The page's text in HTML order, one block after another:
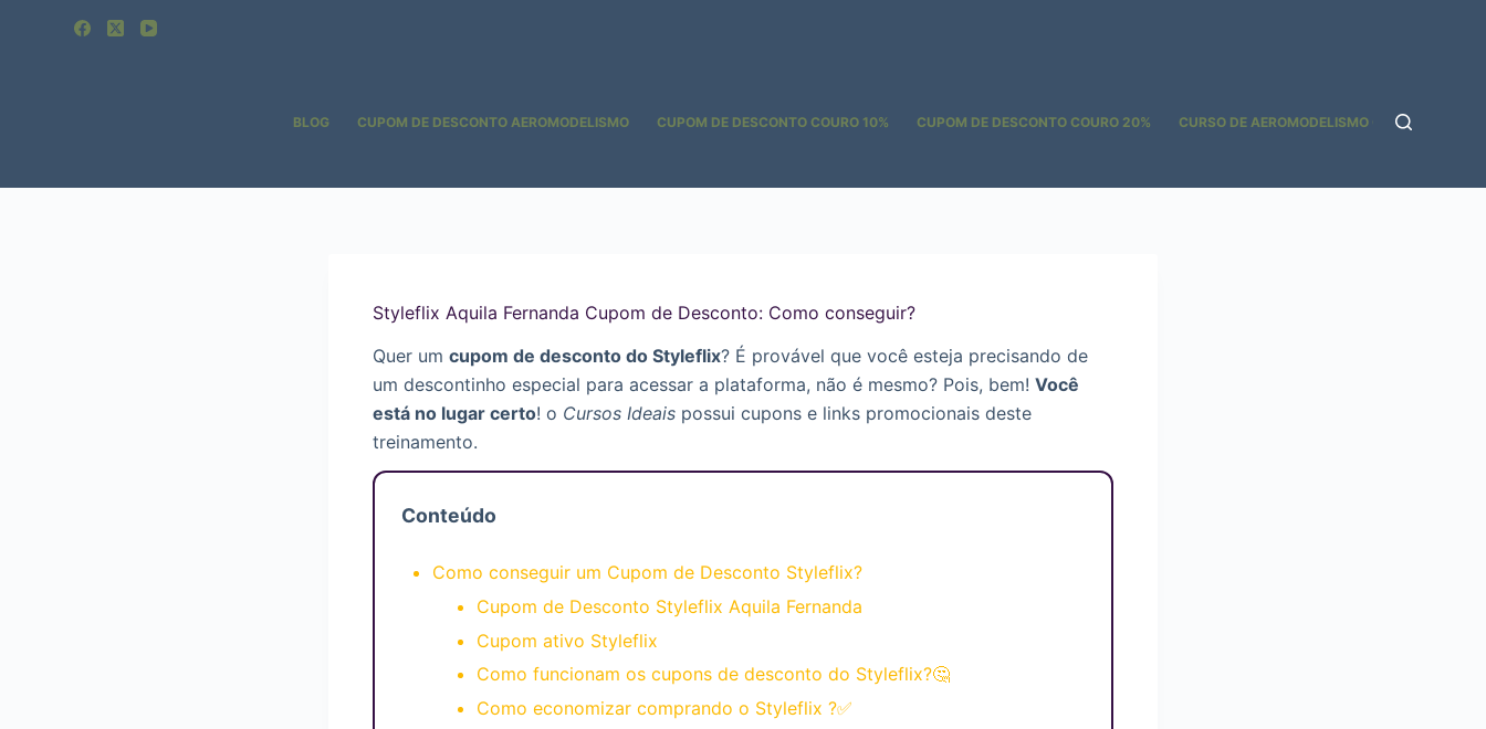
BLOG CUPOM DE DESCONTO AEROMODELISMO CUPOM DE DESCONTO COURO 10% CUPOM DE DESCONTO COURO 20% CURSO DE AEROMODELISMO GOOGLE ADS
Styleflix Aquila Fernanda Cupom de Desconto: Como conseguir?
Quer um cupom de desconto do Styleflix? É provável que você esteja precisando de
um descontinho especial para acessar a plataforma, não é mesmo? Pois, bem! Você
está no lugar certo! o Cursos Ideais possui cupons e links promocionais deste
treinamento.
Conteúdo
Como conseguir um Cupom de Desconto Styleflix?
Cupom de Desconto Styleflix Aquila Fernanda
Cupom ativo Styleflix
Como funcionam os cupons de desconto do Styleflix?🤔
Como economizar comprando o Styleflix ?✅